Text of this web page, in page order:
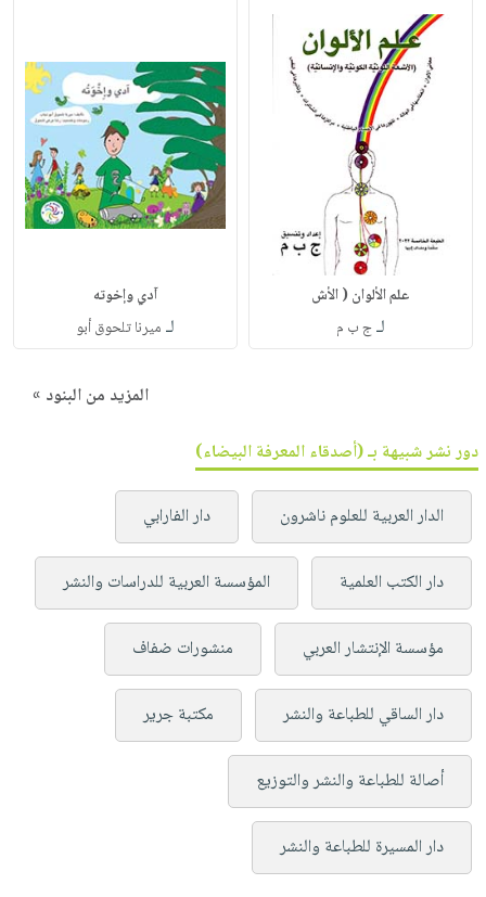
علم الألوان ( الأش
لـج ب م
آدي وإخوته
لـ ميرنا تلحوق أبو
المزيد من البنود »
دور نشر شبيهة بـ (أصدقاء المعرفة البيضاء)
الدار العربية للعلوم ناشرون دار الفارابي
دار الكتب العلمية المؤسسة العربية للدراسات والنشر
مؤسسة الإنتشار العربي منشورات ضفاف
دار الساقي للطباعة والنشر مكتبة جرير
أصالة للطباعة والنشر والتوزيع
دار المسيرة للطباعة والنشر